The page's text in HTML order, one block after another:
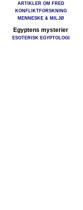
ARTIKLER OM FRED
KONFLIKTFORSKNING
MENNESKE & MILJØ
Egyptens mysterier
ESOTERISK EGYPTOLOGI